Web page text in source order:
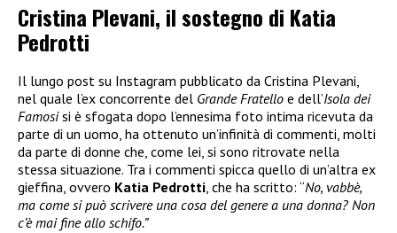
Cristina Plevani, il sostegno di Katia
Pedrotti
Il lungo post su Instagram pubblicato da Cristina Plevani,
nel quale l’ex concorrente del Grande Fratello e dell’Isola dei
Famosisi è sfogata dopo l’ennesima foto intima ricevuta da
parte di un uomo, ha ottenuto un’infinità di commenti, molti
da parte di donne che, come lei, si sono ritrovate nella
stessa situazione. Tra i commenti spicca quello di un’altra ex
gieffina, ovvero Katia Pedrotti, che ha scritto: “No, vabbè,
ma come si può scrivere una cosa del genere a una donna? Non
c’è mai fine allo schifo.”